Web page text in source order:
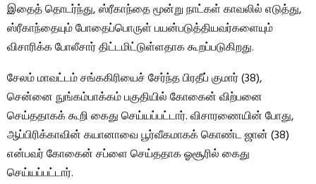
இதைத் தொடர்ந்து, ஸ்ரீகாந்தை மூன்று நாட்கள் காவலில் எடுத்து,
ஸ்ரீகாந்தையும் போதைப்பொருள் பயன்படுத்தியவர்களையும்
விசாரிக்க போலீசார் திட்டமிட்டுள்ளதாக கூறப்படுகிறது.
சேலம் மாவட்டம் சங்ககிரியைச் சேர்ந்த பிரதீப் குமார் (38),
சென்னை நுங்கம்பாக்கம் பகுதியில் கோகைன் விற்பனை
செய்ததாகக் கூறி கைது செய்யப்பட்டார். விசாரணையின் போது, ​​
ஆப்பிரிக்காவின் கயானாவை பூர்வீகமாகக் கொண்ட ஜான் (38)
என்பவர் கோகைன் சப்ளை செய்ததாக ஓசூரில் கைது
செய்யப்பட்டார்.